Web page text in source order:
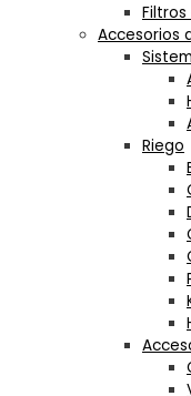
Accesorios
Riego